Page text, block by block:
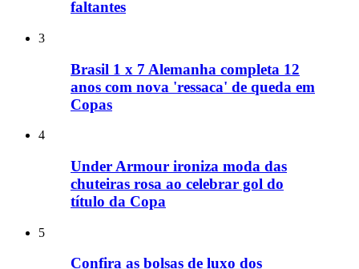
faltantes
3
Brasil 1 x 7 Alemanha completa 12
anos com nova 'ressaca' de queda em
Copas
4
Under Armour ironiza moda das
chuteiras rosa ao celebrar gol do
título da Copa
5
Confira as bolsas de luxo dos